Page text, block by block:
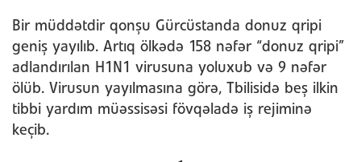
Bir müddətdir qonşu Gürcüstanda donuz qripi
geniş yayılıb. Artıq ölkədə 158 nəfər “donuz qripi”
adlandırılan H1N1 virusuna yoluxub və 9 nəfər
ölüb. Virusun yayılmasına görə, Tbilisidə beş ilkin
tibbi yardım müəssisəsi fövqəladə iş rejiminə
keçib.